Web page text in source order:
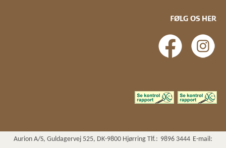
FØLG OS HER
Aurion A/S, Guldagervej 525, DK-9800 Hjørring Tlf.: 9896 3444 E-mail: